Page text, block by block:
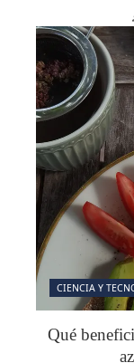
CIENCIA Y
Qué